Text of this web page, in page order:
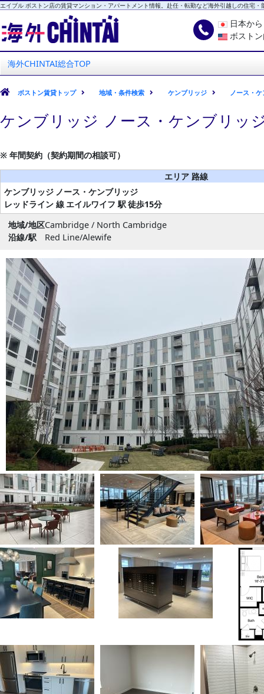
エイブル ボストン店の賃貸マンション・アパートメント情報。赴任・転勤など海外引越しの住宅・
海外CHINTAI
エイブル ボストン店
日本か
ボスト
海外CHINTAI総合TOP
ボストン賃貸トップ 地域・条件検索 ケンブリッジ ノース・
ケンブリッジ ノース・ケンブリッ
※ 年間契約（契約期間の相談可）
エリア 路線
ケンブリッジ ノース・ケンブリッジ
レッドライン 線 エイルワイフ 駅徒歩15分
地域/地区Cambridge / North Cambridge
沿線/駅
Red Line/Alewife